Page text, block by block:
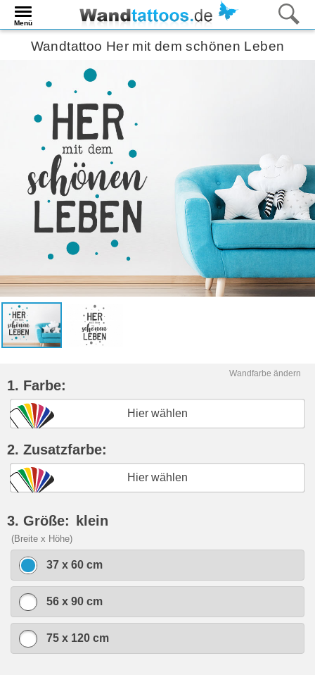
Menü
Wandtattoo Her mit dem schönen Leben
Wandfarbe ändern
1. Farbe:
Hier wählen
2. Zusatzfarbe:
Hier wählen
3. Größe: klein
(Breite x Höhe)
37 x 60 cm
56 x 90 cm
75 x 120 cm